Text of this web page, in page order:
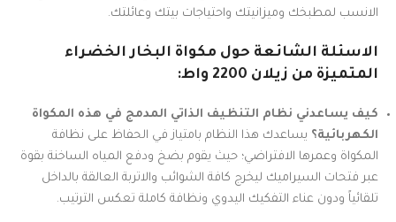
الانسب لمطبخك وميزانيتك واحتياجات بيتك وعائلتك.
الاسئلة الشائعة حول مكواة البخار الخضراء
المتميزة من زيلان 2200 واط:
كيف يساعدني نظام التنظيف الذاتي المدمج في هذه المكواة
الكهربائية؟ يساعدك هذا النظام بامتياز في الحفاظ على نظافة
المكواة وعمرها الافتراضي؛ حيث يقوم بضخ ودفع المياه الساخنة بقوة
عبر فتحات السيراميك ليخرج كافة الشوائب والاتربة العالقة بالداخل
تلقائياً ودون عناء التفكيك اليدوي ونظافة كاملة تعكس الترتيب.